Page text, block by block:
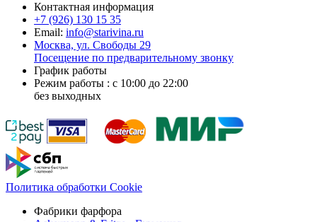
Контактная информация
+7 (926) 130 15 35
Email: info@starivina.ru
Москва, ул. Свободы 29
Посещение по предварительному звонку
График работы
Режим работы : с 10:00 до 22:00
без выходных
Политика обработки Cookie
Фабрики фарфора